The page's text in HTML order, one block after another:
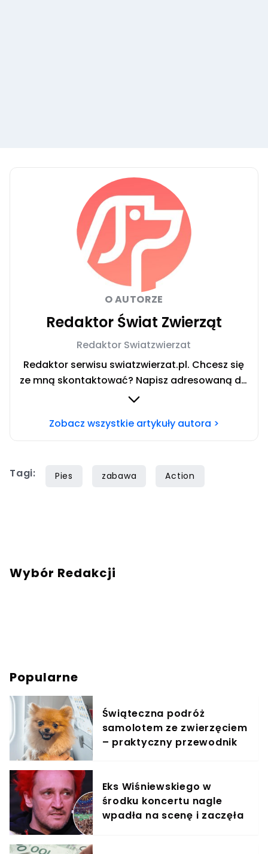
O AUTORZE
Redaktor Świat Zwierząt
Redaktor Swiatzwierzat
Redaktor serwisu swiatzwierzat.pl. Chcesz się
ze mną skontaktować? Napisz adresowaną do
mnie wiadomość na mail:
Zobacz wszystkie artykuły autora >
Tagi: Pies zabawa Action
Wybór Redakcji
Popularne
Świąteczna podróż
samolotem ze zwierzęciem
– praktyczny przewodnik
Eks Wiśniewskiego w
środku koncertu nagle
wpadła na scenę i zaczęła